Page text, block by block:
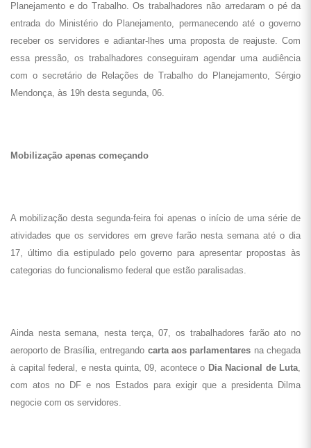
Planejamento e do Trabalho. Os trabalhadores não arredaram o pé da
entrada do Ministério do Planejamento, permanecendo até o governo
receber os servidores e adiantar-lhes uma proposta de reajuste. Com
essa pressão, os trabalhadores conseguiram agendar uma audiência
com o secretário de Relações de Trabalho do Planejamento, Sérgio
Mendonça, às 19h desta segunda, 06.
Mobilização apenas começando
A mobilização desta segunda-feira foi apenas o início de uma série de
atividades que os servidores em greve farão nesta semana até o dia
17, último dia estipulado pelo governo para apresentar propostas às
categorias do funcionalismo federal que estão paralisadas.
Ainda nesta semana, nesta terça, 07, os trabalhadores farão ato no
aeroporto de Brasília, entregando carta aos parlamentares na chegada
à capital federal, e nesta quinta, 09, acontece o Dia Nacional de Luta,
com atos no DF e nos Estados para exigir que a presidenta Dilma
negocie com os servidores.